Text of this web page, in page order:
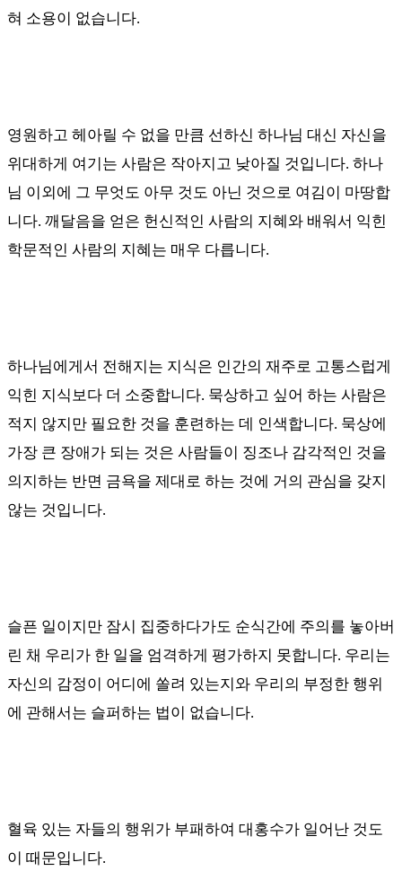
혀 소용이 없습니다.
영원하고 헤아릴 수 없을 만큼 선하신 하나님 대신 자신을
위대하게 여기는 사람은 작아지고 낮아질 것입니다. 하나
님 이외에 그 무엇도 아무 것도 아닌 것으로 여김이 마땅합
니다. 깨달음을 얻은 헌신적인 사람의 지혜와 배워서 익힌
학문적인 사람의 지혜는 매우 다릅니다.
하나님에게서 전해지는 지식은 인간의 재주로 고통스럽게
익힌 지식보다 더 소중합니다. 묵상하고 싶어 하는 사람은
적지 않지만 필요한 것을 훈련하는 데 인색합니다. 묵상에
가장 큰 장애가 되는 것은 사람들이 징조나 감각적인 것을
의지하는 반면 금욕을 제대로 하는 것에 거의 관심을 갖지
않는 것입니다.
슬픈 일이지만 잠시 집중하다가도 순식간에 주의를 놓아버
린 채 우리가 한 일을 엄격하게 평가하지 못합니다. 우리는
자신의 감정이 어디에 쏠려 있는지와 우리의 부정한 행위
에 관해서는 슬퍼하는 법이 없습니다.
혈육 있는 자들의 행위가 부패하여 대홍수가 일어난 것도
이 때문입니다.